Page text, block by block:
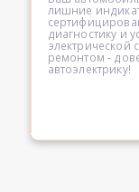
лишние
диагностику и
электрической
ремонтом -
автоэлектрику!